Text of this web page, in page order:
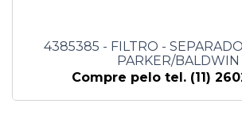
4385385 - FILTRO -
PARKER/BALDWIN
Compre pelo tel. (11)